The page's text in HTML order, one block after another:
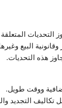
التحديات
البيع
هذه التحديات.